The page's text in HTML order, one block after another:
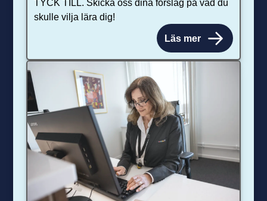
TYCK TILL. Skicka oss dina förslag på vad du
skulle vilja lära dig!
Läs mer